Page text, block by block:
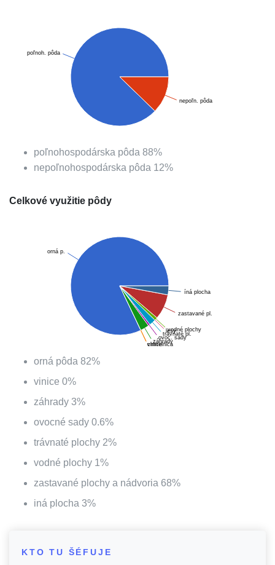
poľnoh. pôda
nepoľn. pôda
poľnohospodárska pôda 88%
nepoľnohospodárska pôda 12%
Celkové využitie pôdy
orná p.
chmelnica
vinice
záhrady
ovoc. sady
trávnaté pl.
lesy
vodné plochy
zastavané pl.
íná plocha
orná pôda 82%
vinice 0%
záhrady 3%
ovocné sady 0.6%
trávnaté plochy 2%
vodné plochy 1%
zastavané plochy a nádvoria 68%
iná plocha 3%
KTO TU ŠÉFUJE